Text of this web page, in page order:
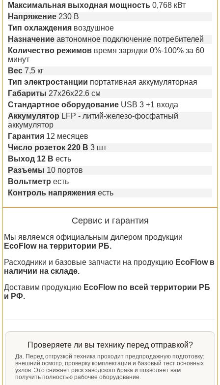
Максимальная выходная мощность 0,768 кВт
Напряжение 230 В
Тип охлаждения воздушное
Назначение автономное подключение потребителей
Количество режимов время зарядки 0%-100% за 60
минут
Вес 7,5 кг
Тип электростанции портативная аккумуляторная
Габариты 27х26х22.6 см
Стандартное оборудование USB 3 +1 входа
Аккумулятор LFP - литий-железо-фосфатный
аккумулятор
Гарантия 12 месяцев
Число розеток 220 В 3 шт
Выход 12 В есть
Разъемы 10 портов
Вольтметр есть
Контроль напряжения есть
Сервис и гарантия
Мы являемся официальным дилером продукции
EcoFlow на территории РБ.
Расходники и базовые запчасти на продукцию EcoFlow в
наличии на складе.
Доставим продукцию EcoFlow по всей территории РБ
и РФ.
Проверяете ли вы технику перед отправкой?
Да. Перед отгрузкой техника проходит предпродажную подготовку:
внешний осмотр, проверку комплектации и базовый тест основных
узлов. Это снижает риск заводского брака и позволяет вам
получить полностью рабочее оборудование.